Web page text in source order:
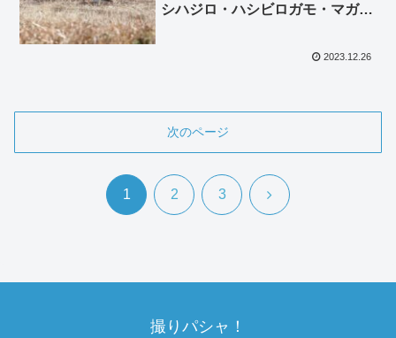
シハジロ・ハシビロガモ・マガ
2023.12.26
次のページ
1 2 3 次
撮りパシャ！